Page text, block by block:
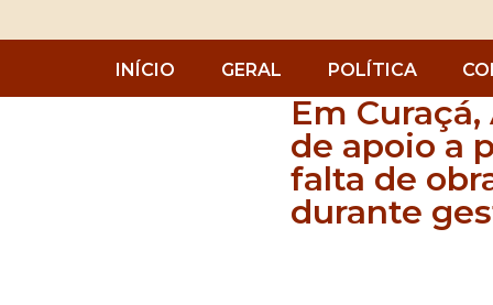
INÍCIO GERAL POLÍTICA
Em
de apoio a
falta de
durante